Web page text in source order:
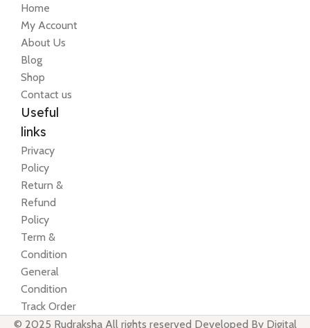
Home
My Account
About Us
Blog
Shop
Contact us
Useful
links
Privacy
Policy
Return &
Refund
Policy
Term &
Condition
General
Condition
Track Order
© 2025 Rudraksha All rights reserved Developed By Digital